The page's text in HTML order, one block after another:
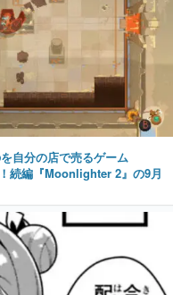
自分の店で売るゲーム
続編『Moonlighter 2』の9月